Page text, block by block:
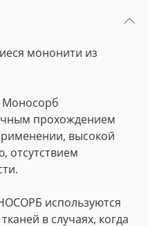
мононити из
прохождением
высокой
отсутствием
используются
в случаях, когда